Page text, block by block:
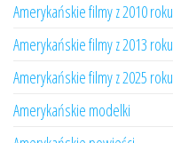
Amerykańskie filmy z 2010 roku
Amerykańskie filmy z 2013 roku
Amerykańskie filmy z 2025 roku
Amerykańskie modelki